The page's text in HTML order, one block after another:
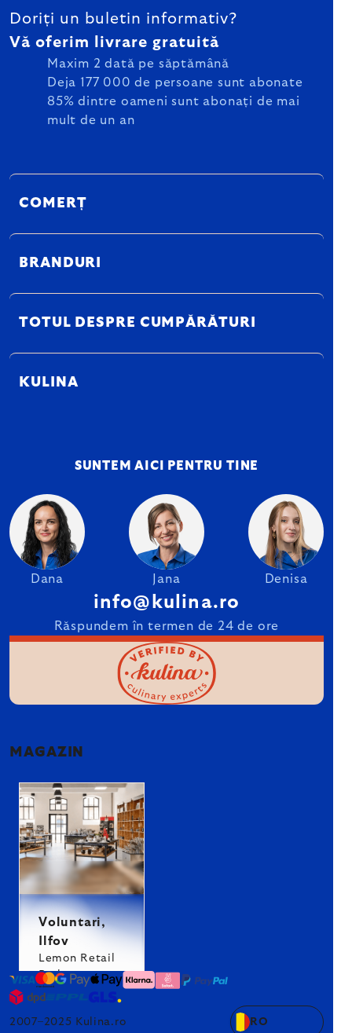
Doriți un buletin informativ?
Vă oferim livrare gratuită
Maxim 2 dată pe săptămână
Deja 177 000 de persoane sunt abonate
85% dintre oameni sunt abonați de mai
mult de un an
COMERȚ
BRANDURI
TOTUL DESPRE CUMPĂRĂTURI
KULINA
SUNTEM AICI PENTRU TINE
Dana Jana Denisa
info@kulina.ro
Răspundem în termen de 24 de ore
MAGAZIN
Voluntari,
Ilfov
Lemon Retail
Park
2007–2025 Kulina.ro RO